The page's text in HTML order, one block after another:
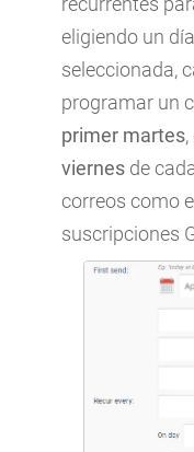
eligiendo un
seleccionada,
programar un
primer martes,
viernes de
correos como
suscripciones